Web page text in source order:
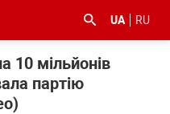
UA RU
10 мільйонів
партію